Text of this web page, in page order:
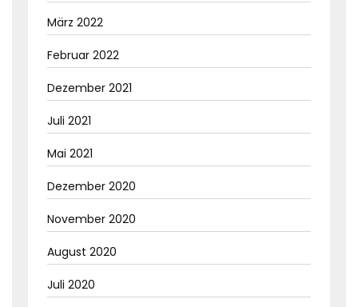
März 2022
Februar 2022
Dezember 2021
Juli 2021
Mai 2021
Dezember 2020
November 2020
August 2020
Juli 2020